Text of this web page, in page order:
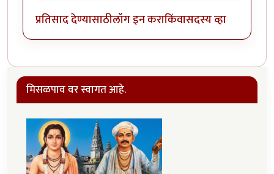
प्रतिसाद देण्यासाठीलॉग इन कराकिंवासदस्य व्हा
मिसळपाव वर स्वागत आहे.